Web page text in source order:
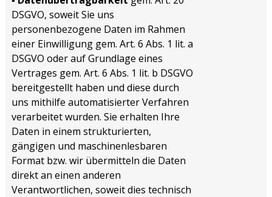
DSGVO, soweit Sie uns
personenbezogene Daten im Rahmen
einer Einwilligung gem. Art. 6 Abs. 1 lit. a
DSGVO oder auf Grundlage eines
Vertrages gem. Art. 6 Abs. 1 lit. b DSGVO
bereitgestellt haben und diese durch
uns mithilfe automatisierter Verfahren
verarbeitet wurden. Sie erhalten Ihre
Daten in einem strukturierten,
gängigen und maschinenlesbaren
Format bzw. wir übermitteln die Daten
direkt an einen anderen
Verantwortlichen, soweit dies technisch